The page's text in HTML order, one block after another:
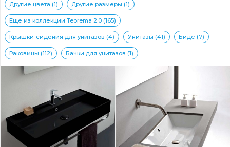
Другие цвета (1) Другие размеры (1)
Еще из коллекции Teorema 2.0 (165)
Крышки-сидения для унитазов (4) Унитазы (41) Биде (7)
Раковины (112) Бачки для унитазов (1)